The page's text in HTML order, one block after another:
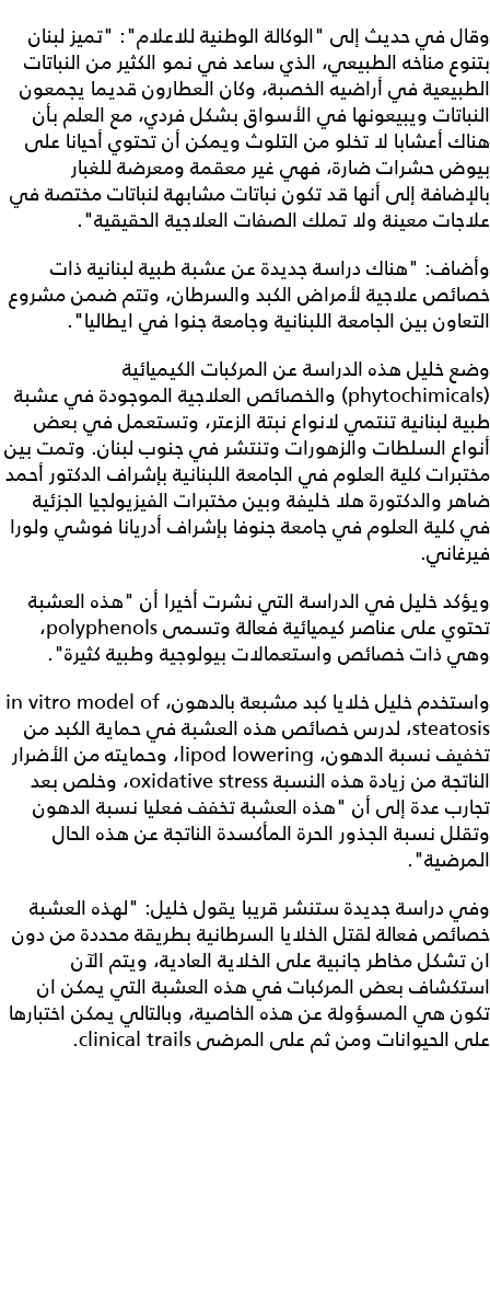
وقال في حديث إلى "الوكالة الوطنية للاعلام": "تميز لبنان
بتنوع مناخه الطبيعي، الذي ساعد في نمو الكثير من النباتات
الطبيعية في أراضيه الخصبة، وكان العطارون قديما يجمعون
النباتات ويبيعونها في الأسواق بشكل فردي، مع العلم بأن
هناك أعشابا لا تخلو من التلوث ويمكن أن تحتوي أحيانا على
بيوض حشرات ضارة، فهي غير معقمة ومعرضة للغبار
بالإضافة إلى أنها قد تكون نباتات مشابهة لنباتات مختصة في
علاجات معينة ولا تملك الصفات العلاجية الحقيقية".
وأضاف: "هناك دراسة جديدة عن عشبة طبية لبنانية ذات
خصائص علاجية لأمراض الكبد والسرطان، وتتم ضمن مشروع
التعاون بين الجامعة اللبنانية وجامعة جنوا في ايطاليا".
وضع خليل هذه الدراسة عن المركبات الكيميائية
(phytochimicals) والخصائص العلاجية الموجودة في عشبة
طبية لبنانية تنتمي لانواع نبتة الزعتر، وتستعمل في بعض
أنواع السلطات والزهورات وتنتشر في جنوب لبنان. وتمت بين
مختبرات كلية العلوم في الجامعة اللبنانية بإشراف الدكتور أحمد
ضاهر والدكتورة هلا خليفة وبين مختبرات الفيزيولجيا الجزئية
في كلية العلوم في جامعة جنوفا بإشراف أدريانا فوشي ولورا
فيرغاني.
ويؤكد خليل في الدراسة التي نشرت أخيرا أن "هذه العشبة
تحتوي على عناصر كيميائية فعالة وتسمى polyphenols،
وهي ذات خصائص واستعمالات بيولوجية وطبية كثيرة".
واستخدم خليل خلايا كبد مشبعة بالدهون، in vitro model of
steatosis، لدرس خصائص هذه العشبة في حماية الكبد من
تخفيف نسبة الدهون، lipod lowering، وحمايته من الأضرار
الناتجة من زيادة هذه النسبة oxidative stress، وخلص بعد
تجارب عدة إلى أن "هذه العشبة تخفف فعليا نسبة الدهون
وتقلل نسبة الجذور الحرة المأكسدة الناتجة عن هذه الحال
المرضية".
وفي دراسة جديدة ستنشر قريبا يقول خليل: "لهذه العشبة
خصائص فعالة لقتل الخلايا السرطانية بطريقة محددة من دون
ان تشكل مخاطر جانبية على الخلاية العادية، ويتم الآن
استكشاف بعض المركبات في هذه العشبة التي يمكن ان
تكون هي المسؤولة عن هذه الخاصية، وبالتالي يمكن اختبارها
على الحيوانات ومن ثم على المرضى clinical trails.